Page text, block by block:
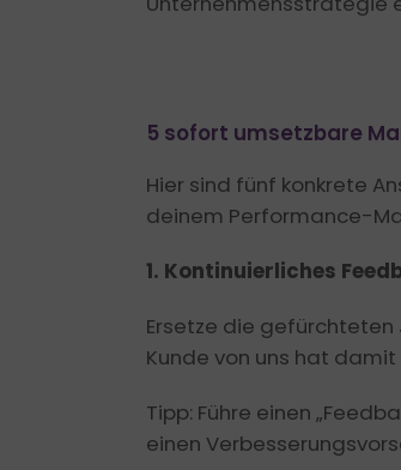
5 sofort umsetzbare
Hier sind fünf konkrete
deinem Performance-
1. Kontinuierliches
Ersetze die gefürchteten
Kunde von uns hat
Tipp: Führe einen
einen